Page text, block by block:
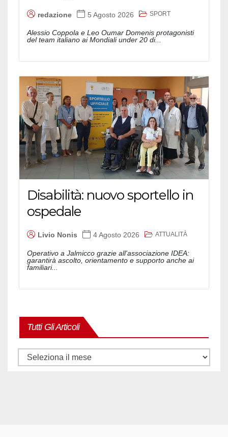
redazione 5 Agosto 2026 SPORT
Alessio Coppola e Leo Oumar Domenis protagonisti
del team italiano ai Mondiali under 20 di...
Disabilità: nuovo sportello in
ospedale
Livio Nonis 4 Agosto 2026 ATTUALITÀ
Operativo a Jalmicco grazie all'associazione IDEA:
garantirà ascolto, orientamento e supporto anche ai
familiari...
Tutti Gli Articoli
Tutti